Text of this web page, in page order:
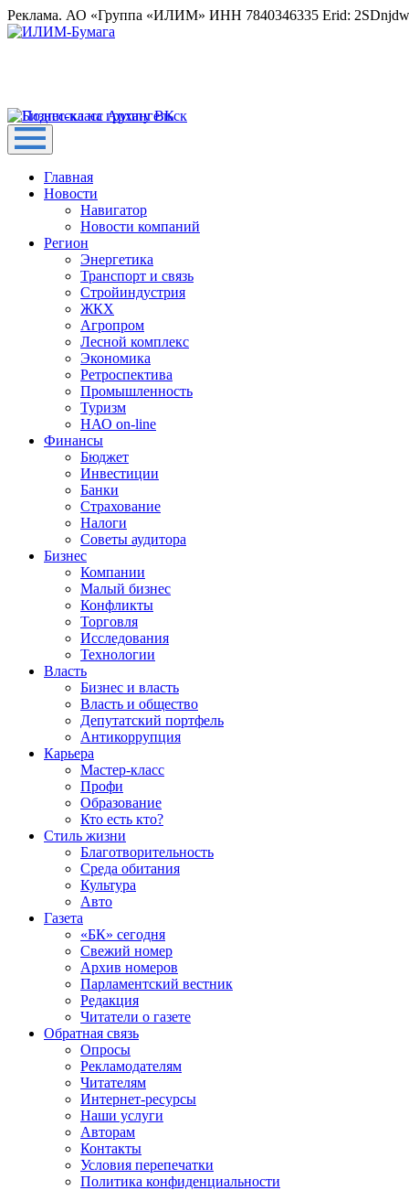
Реклама. АО «Группа «ИЛИМ» ИНН 7840346335 Erid:
Главная
Новости
Навигатор
Новости компаний
Регион
Энергетика
Транспорт и связь
Стройиндустрия
ЖКХ
Агропром
Лесной комплекс
Экономика
Ретроспектива
Промышленность
Туризм
НАО on-line
Финансы
Бюджет
Инвестиции
Банки
Страхование
Налоги
Советы аудитора
Бизнес
Компании
Малый бизнес
Конфликты
Торговля
Исследования
Технологии
Власть
Бизнес и власть
Власть и общество
Депутатский портфель
Антикоррупция
Карьера
Мастер-класс
Профи
Образование
Кто есть кто?
Стиль жизни
Благотворительность
Среда обитания
Культура
Авто
Газета
«БК» сегодня
Свежий номер
Архив номеров
Парламентский вестник
Редакция
Читатели о газете
Обратная связь
Опросы
Рекламодателям
Читателям
Интернет-ресурсы
Наши услуги
Авторам
Контакты
Условия перепечатки
Политика конфиденциальности